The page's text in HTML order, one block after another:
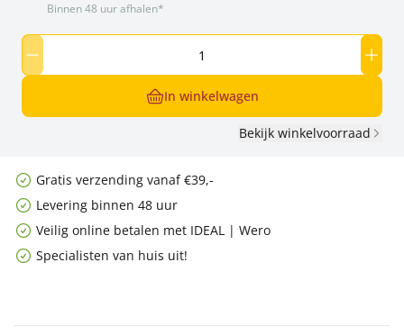
Binnen 48 uur afhalen*
In winkelwagen
Bekijk winkelvoorraad
Gratis verzending vanaf €39,-
Levering binnen 48 uur
Veilig online betalen met IDEAL | Wero
Specialisten van huis uit!